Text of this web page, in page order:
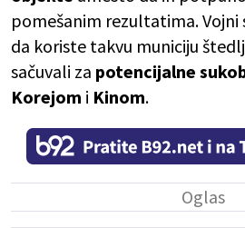
pomešanim rezultatima.
da koriste takvu municiju
sačuvali za potencijalne
Korejom i Kinom.